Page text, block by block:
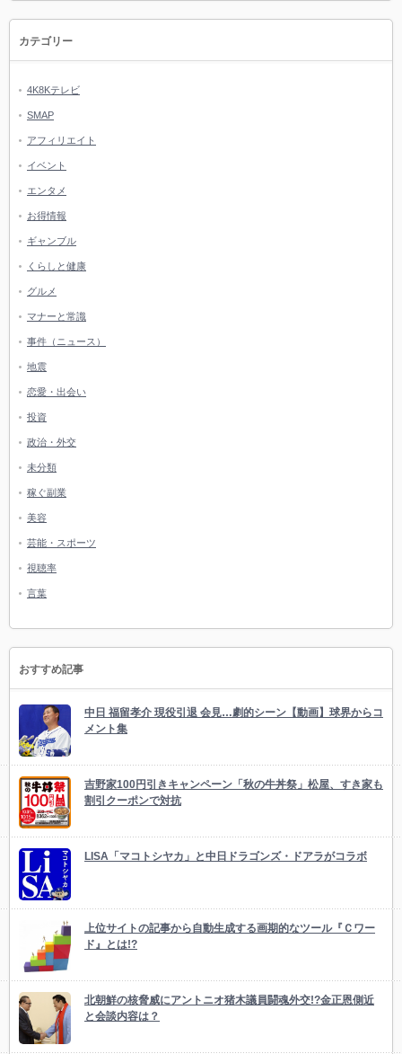
カテゴリー
4K8Kテレビ
SMAP
アフィリエイト
イベント
エンタメ
お得情報
ギャンブル
くらしと健康
グルメ
マナーと常識
事件（ニュース）
地震
恋愛・出会い
投資
政治・外交
未分類
稼ぐ副業
美容
芸能・スポーツ
視聴率
言葉
おすすめ記事
中日 福留孝介 現役引退 会見…劇的シーン【動画】球界からコ
メント集
吉野家100円引きキャンペーン「秋の牛丼祭」松屋、すき家も
割引クーポンで対抗
LISA「マコトシヤカ」と中日ドラゴンズ・ドアラがコラボ
上位サイトの記事から自動生成する画期的なツール『Ｃワー
ド』とは!?
北朝鮮の核脅威にアントニオ猪木議員闘魂外交!?金正恩側近
と会談内容は？